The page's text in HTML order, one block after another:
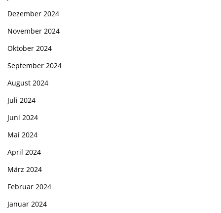
Dezember 2024
November 2024
Oktober 2024
September 2024
August 2024
Juli 2024
Juni 2024
Mai 2024
April 2024
März 2024
Februar 2024
Januar 2024